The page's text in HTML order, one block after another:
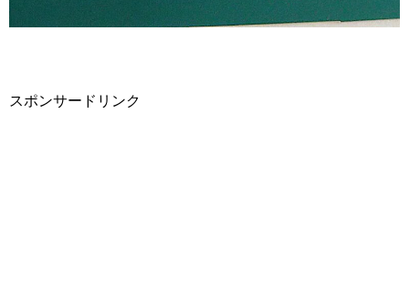
スポンサードリンク